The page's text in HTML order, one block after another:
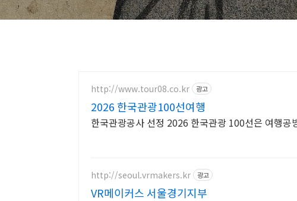
http://www.tour08.co.kr 광고
2026 한국관광100선여행
한국관광공사 선정 2026 한국관광 100선은 여행공
http://seoul.vrmakers.kr 광고
VR메이커스 서울경기지부